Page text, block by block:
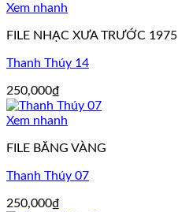
Xem nhanh
FILE NHẠC XƯA TRƯỚC 1975
Thanh Thúy 14
250,000₫
Xem nhanh
FILE BĂNG VÀNG
Thanh Thúy 07
250,000₫